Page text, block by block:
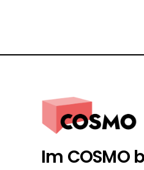
Im COSMO